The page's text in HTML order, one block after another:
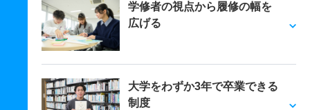
学修者の視点から履修の幅を
広げる
大学をわずか3年で卒業できる
制度